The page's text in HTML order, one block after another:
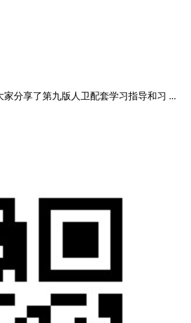
分享了第九版人卫配套学习指导和习 ...